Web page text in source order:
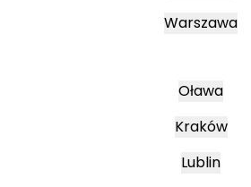
Warszawa
Oława
Kraków
Lublin